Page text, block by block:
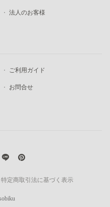
法人のお客様
ご利用ガイド
お問合せ
特定商取引法に基づく表示